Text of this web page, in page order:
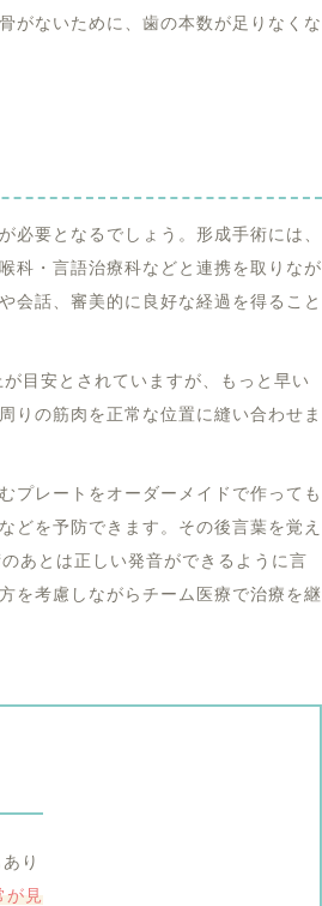
がないために、歯の本数が足りなくな
必要となるでしょう。形成手術には、
科・言語治療科などと連携を取りなが
会話、審美的に良好な経過を得ること
目安とされていますが、もっと早い
りの筋肉を正常な位置に縫い合わせま
プレートをオーダーメイドで作っても
どを予防できます。その後言葉を覚え
あとは正しい発音ができるように言
を考慮しながらチーム医療で治療を継
り
が見